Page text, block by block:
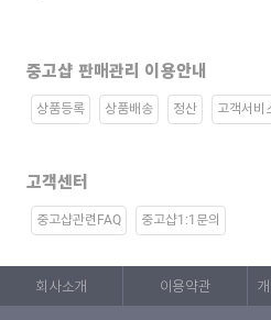
중고샵 판매관리 이용안내
상품등록 상품배송 정산 고객서비
고객센터
중고샵관련FAQ 중고샵1:1문의
회사소개 이용약관